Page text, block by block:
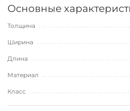
Основные
Толщина
Ширина
Длина
Материал
Класс